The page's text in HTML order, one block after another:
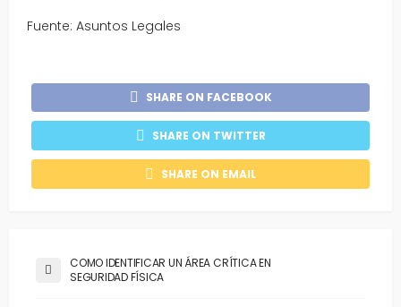
Fuente: Asuntos Legales
SHARE ON FACEBOOK
SHARE ON TWITTER
SHARE ON EMAIL
COMO IDENTIFICAR UN ÁREA CRÍTICA EN
SEGURIDAD FÍSICA